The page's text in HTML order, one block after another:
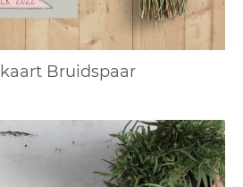
Bruidspaar